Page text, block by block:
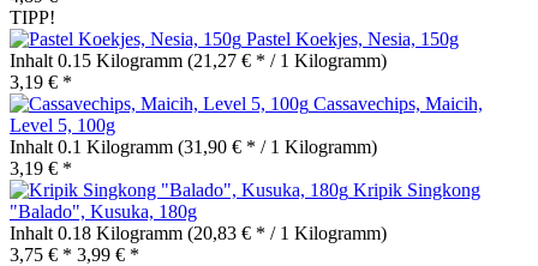
TIPP!
Pastel Koekjes, Nesia, 150g
Inhalt 0.15 Kilogramm (21,27 € * / 1 Kilogramm)
3,19 € *
Cassavechips, Maicih,
Level 5, 100g
Inhalt 0.1 Kilogramm (31,90 € * / 1 Kilogramm)
3,19 € *
Kripik Singkong
"Balado", Kusuka, 180g
Inhalt 0.18 Kilogramm (20,83 € * / 1 Kilogramm)
3,75 € * 3,99 € *